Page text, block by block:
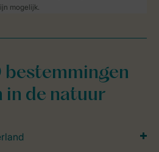
mogelijk.
in de natuur